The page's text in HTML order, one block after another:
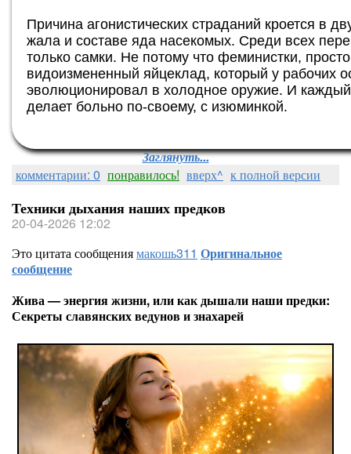
Причина агонистических страданий кроется в
жала и составе яда насекомых. Среди всех
только самки. Не потому что феминистки,
видоизмененный яйцеклад, который у рабочих
эволюционировал в холодное оружие. И каждый
делает больно по-своему, с изюминкой.
Заглянуть...
комментарии: 0 понравилось! вверх^ к полной версии
Техники дыхания наших предков
20-04-2026 12:02
Это цитата сообщениямакошь311 Оригинальное
сообщение
Жива — энергия жизни, или как дышали наши предки:
Секреты славянских ведунов и знахарей